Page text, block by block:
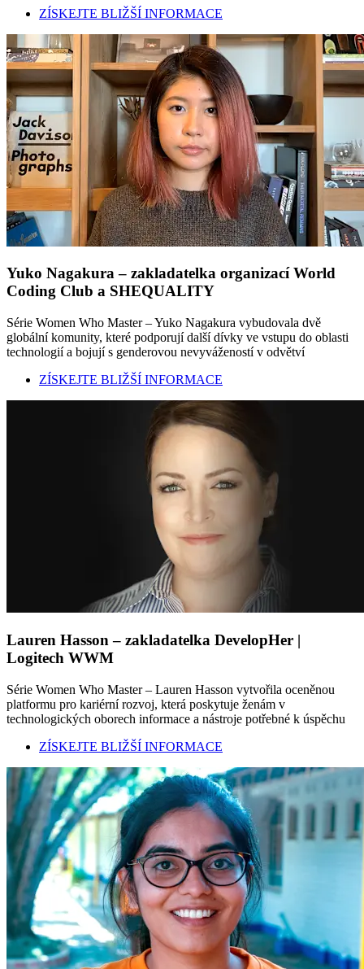
ZÍSKEJTE BLIŽŠÍ INFORMACE
Yuko Nagakura – zakladatelka organizací World
Coding Club a SHEQUALITY
Série Women Who Master – Yuko Nagakura vybudovala dvě
globální komunity, které podporují další dívky ve vstupu do oblasti
technologií a bojují s genderovou nevyvážeností v odvětví
ZÍSKEJTE BLIŽŠÍ INFORMACE
Lauren Hasson – zakladatelka DevelopHer |
Logitech WWM
Série Women Who Master – Lauren Hasson vytvořila oceněnou
platformu pro kariérní rozvoj, která poskytuje ženám v
technologických oborech informace a nástroje potřebné k úspěchu
ZÍSKEJTE BLIŽŠÍ INFORMACE